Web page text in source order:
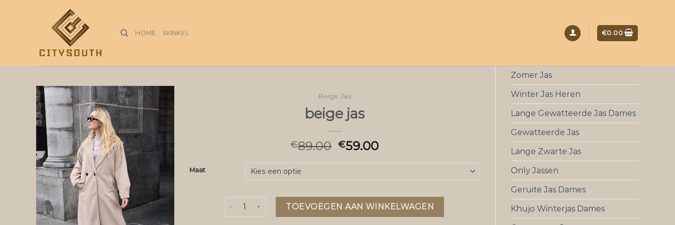
HOME WINKEL €0.00
Zomer Jas
Winter Jas Heren
Lange Gewatteerde Jas Dames
Gewatteerde Jas
Lange Zwarte Jas
Only Jassen
Geruite Jas Dames
Khujo Winterjas Dames
Beige Jas
beige jas
€89.00 €59.00
Maat
beige jas aantal TOEVOEGEN AAN WINKELWAGEN